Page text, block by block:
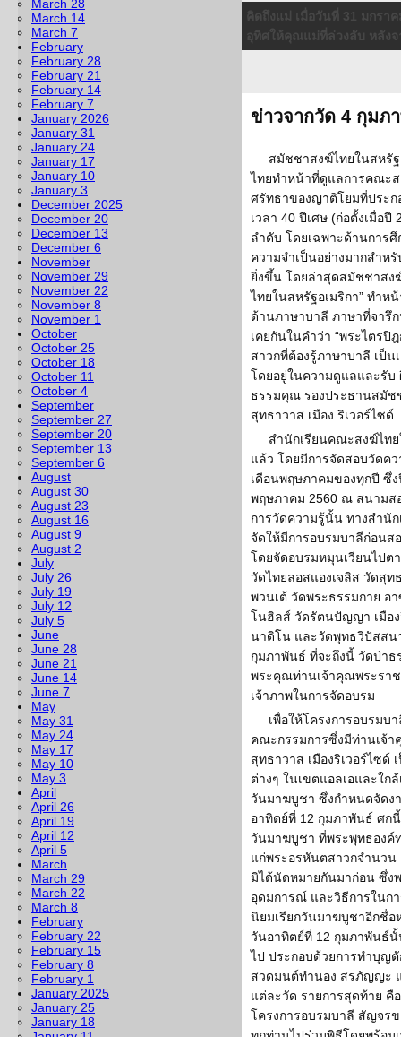
March 28
March 14
March 7
February
February 28
February 21
February 14
February 7
January 2026
January 31
January 24
January 17
January 10
January 3
December 2025
December 20
December 13
December 6
November
November 29
November 22
November 8
November 1
October
October 25
October 18
October 11
October 4
September
September 27
September 20
September 13
September 6
August
August 30
August 23
August 16
August 9
August 2
July
July 26
July 19
July 12
July 5
June
June 28
June 21
June 14
June 7
May
May 31
May 24
May 17
May 10
May 3
April
April 26
April 19
April 12
April 5
March
March 29
March 22
March 8
February
February 22
February 15
February 8
February 1
January 2025
January 25
January 18
สร้างโรงทานวิเทศธรรม
สุทธาวาส
ข่าวจากวัด 4 กุมภ
สมัชชาสงฆ์ไทยในสหรั
ไทยทำหน้าที่ดูแลการคณะ
ศรัทธาของญาติโยมที่ประก
เวลา 40 ปีเศษ (ก่อตั้งเมื่อ
ลำดับ โดยเฉพาะด้านการ
ความจำเป็นอย่างมากสำห
ยิ่งขึ้น โดยล่าสุดสมัชชาสง
ไทยในสหรัฐอเมริกา” ทำ
ด้านภาษาบาลี ภาษาที่จารึ
เคยกันในคำว่า “พระไตรปิ
สาวกที่ต้องรู้ภาษาบาลี เป็น
โดยอยู่ในความดูแลและรับ
ธรรมคุณ รองประธานสมัช
สุทธาวาส เมือง ริเวอร์ไซด์
สำนักเรียนคณะสงฆ์ไทย
แล้ว โดยมีการจัดสอบวัดค
เดือนพฤษภาคมของทุกปี ซึ่
พฤษภาคม 2560 ณ สนามส
การวัดความรู้นั้น ทางสำนั
จัดให้มีการอบรมบาลีก่อนส
โดยจัดอบรมหมุนเวียนไปต
วัดไทยลอสแองเจลิส วัดสุ
พวนเต้ วัดพระธรรมกาย อ
โนฮิลส์ วัดรัตนปัญญา เมือง
นาดิโน และวัดพุทธวิปัสสน
กุมภาพันธ์ ที่จะถึงนี้ วัดป่าธ
พระคุณท่านเจ้าคุณพระรา
เจ้าภาพในการจัดอบรม
เพื่อให้โครงการอบรมบ
คณะกรรมการซึ่งมีท่านเจ้
สุทธาวาส เมืองริเวอร์ไซด์
ต่างๆ ในเขตแอลเอและใก
วันมาฆบูชา ซึ่งกำหนดจัดง
อาทิตย์ที่ 12 กุมภาพันธ์ ศก
วันมาฆบูชา ที่พระพุทธองค์
แก่พระอรหันตสาวกจำนวน
มิได้นัดหมายกันมาก่อน ซึ่ง
อุดมการณ์ และวิธีการในก
นิยมเรียกวันมาฆบูชาอีกชื่อ
วันอาทิตย์ที่ 12 กุมภาพันธ์นั้
ไป ประกอบด้วยการทำบุญ
สวดมนต์ทำนอง สรภัญญะ
แต่ละวัด รายการสุดท้าย
โครงการอบรมบาลี สัญจร